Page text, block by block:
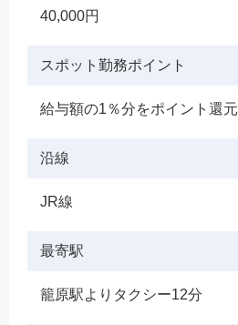
40,000円
スポット勤務ポイント
給与額の1％分をポイント還元
沿線
JR線
最寄駅
籠原駅よりタクシー12分